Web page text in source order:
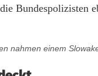
Bundespolizisten
nahmen einem